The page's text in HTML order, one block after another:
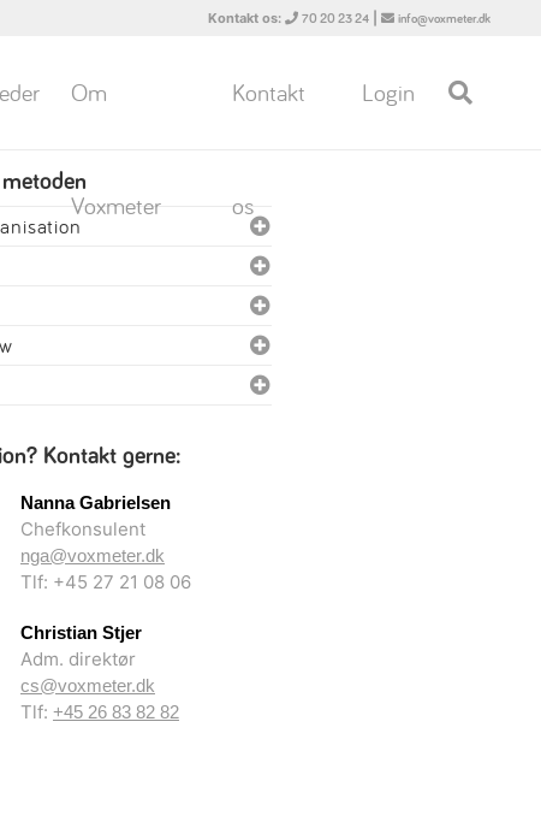
Kontakt os: 70 20 23 24 | info@voxmeter.dk
Om
Voxmeter
Kontakt
os
Login
Kontakt gerne:
Nanna Gabrielsen
Chefkonsulent
nga@voxmeter.dk
Tlf: +45 27 21 08 06
Christian Stjer
Adm. direktør
cs@voxmeter.dk
Tlf: +45 26 83 82 82